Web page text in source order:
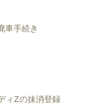
車手続き
ィZの抹消登録